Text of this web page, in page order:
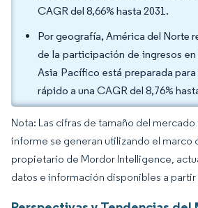
CAGR del 8,66% hasta 2031.
Por geografía, América del Norte
de la participación de ingresos
Asia Pacífico está preparada
rápido a una CAGR del 8,76%
Nota: Las cifras de tamaño del
informe se generan utilizando el marco
propietario de Mordor Intelligence,
datos e información disponibles a partir